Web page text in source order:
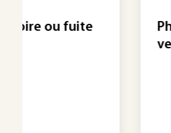
Photovoltaïque et
vers un nouveau